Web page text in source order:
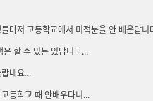
마저 고등학교에서 미적분을 안 배운답니
은 할 수 있는 있답니다...
네요...
등학교 때 안배우다니...